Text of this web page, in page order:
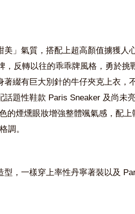
」氣質，搭配上超高顏值擄獲人
，反轉以往的乖乖牌風格，勇於
著綴有巨大別針的牛仔夾克上衣，
話題性鞋款 Paris Sneaker 及尚未
的煙燻眼妝增強整體颯氣感，配上
調。
，一樣穿上率性丹寧著裝以及